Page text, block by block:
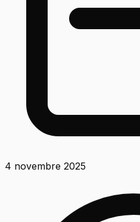
4 novembre 2025